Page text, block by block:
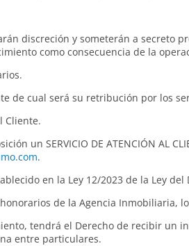
discreción y someterán a
como consecuencia de la
de cual será su retribución por los
Cliente.
un SERVICIO DE ATENCIÓN AL
.
en la Ley 12/2023 de la Ley
de la Agencia Inmobiliaria,
tendrá el Derecho de recibir un
entre particulares.